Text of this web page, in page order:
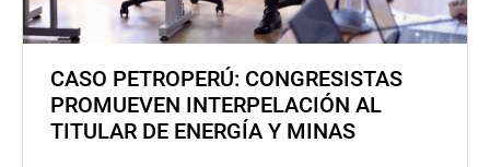
CASO PETROPERÚ: CONGRESISTAS
PROMUEVEN INTERPELACIÓN AL
TITULAR DE ENERGÍA Y MINAS